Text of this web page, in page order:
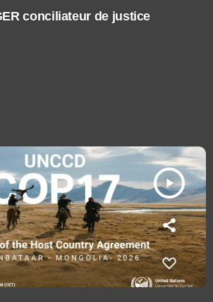
conciliateur de justice
play_arrow